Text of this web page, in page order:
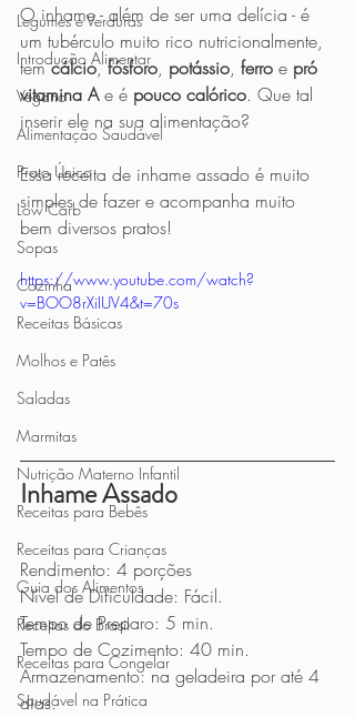
Legumes e Verduras
Introdução Alimentar
Vegano
Alimentação Saudável
Prato Único
Low Carb
Sopas
Cozinha
Receitas Básicas
Molhos e Patês
Saladas
Marmitas
Nutrição Materno Infantil
Receitas para Bebês
Receitas para Crianças
Guia dos Alimentos
Receitas do Brasil
Receitas para Congelar
Saudável na Prática
O inhame - além de ser uma delícia - é
um tubérculo muito rico nutricionalmente,
tem cálcio, fósforo, potássio, ferro e pró
vitamina A e é pouco calórico. Que tal
inserir ele na sua alimentação?
Essa receita de inhame assado é muito
simples de fazer e acompanha muito
bem diversos pratos!
https://www.youtube.com/watch?
v=BOO8rXiIUV4&t=70s
Inhame Assado
Rendimento: 4 porções
Nível de Dificuldade: Fácil.
Tempo de Preparo: 5 min.
Tempo de Cozimento: 40 min.
Armazenamento: na geladeira por até 4
dias.